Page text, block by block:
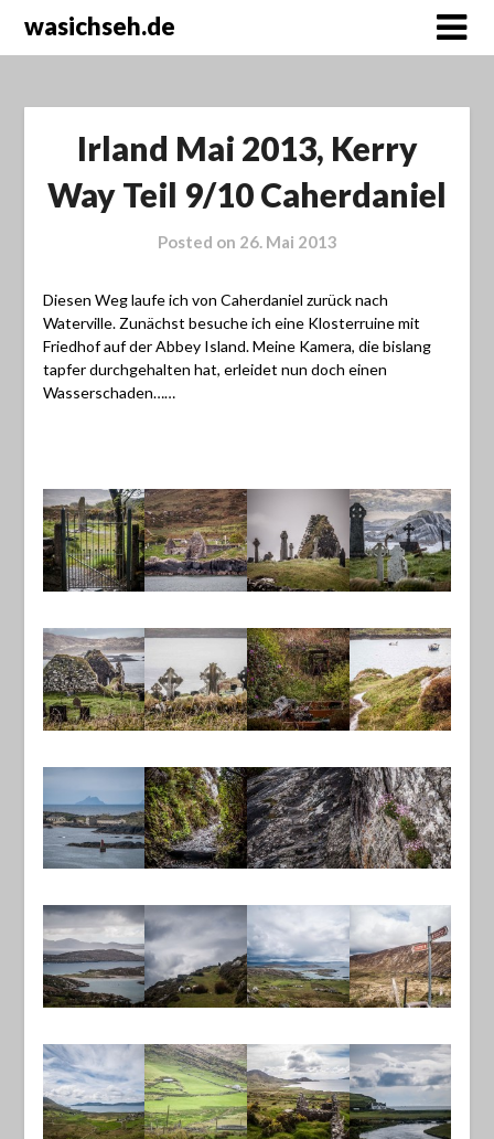
wasichseh.de
Irland Mai 2013, Kerry
Way Teil 9/10 Caherdaniel
Posted on 26. Mai 2013
Diesen Weg laufe ich von Caherdaniel zurück nach
Waterville. Zunächst besuche ich eine Klosterruine mit
Friedhof auf der Abbey Island. Meine Kamera, die bislang
tapfer durchgehalten hat, erleidet nun doch einen
Wasserschaden……